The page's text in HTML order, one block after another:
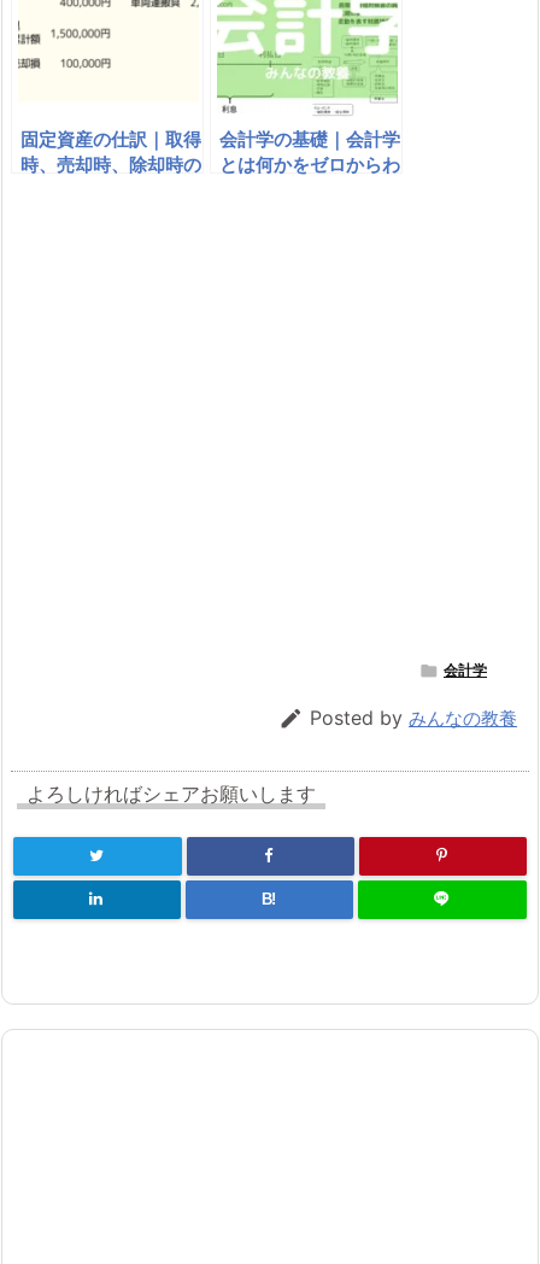
固定資産の仕訳｜取得
時、売却時、除却時の
会計学の基礎｜会計学
とは何かをゼロからわ
 会計学
 Posted by みんなの教養
よろしければシェアお願いします
B!